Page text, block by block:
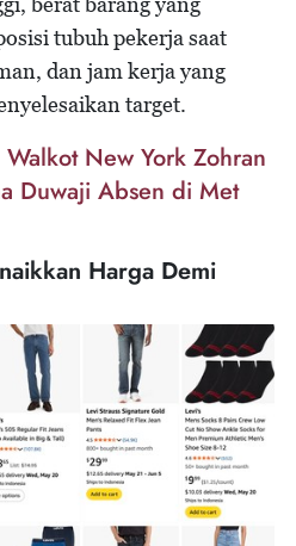
tubuh pekerja saat
dan jam kerja yang
target.
Walkot New York Zohran
Duwaji Absen di Met
Harga Demi